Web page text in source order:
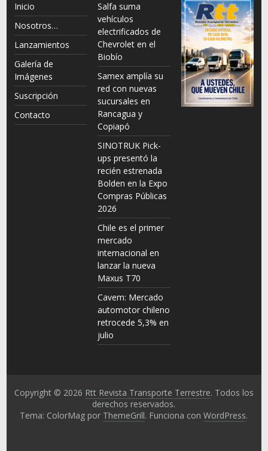
Inicio
Nosotros…
Lanzamientos
Galería de
Imágenes
Suscripción
Contacto
Salfa suma
vehículos
electrificados de
Chevrolet en el
Biobío
Samex amplía su
red con nuevas
sucursales en
Rancagua y
Copiapó
SINOTRUK Pick-
ups presentó la
recién estrenada
Bolden en la Expo
Compras Públicas
2026
Chile es el primer
mercado
internacional en
lanzar la nueva
Maxus T70
Cavem: Mercado
automotor chileno
retrocede 5,3% en
julio
Copyright © 2026 Rtt Revista Transporte Terrestre. Todos los
derechos reservados.
Tema: ColorMag por ThemeGrill. Funciona conWordPress.